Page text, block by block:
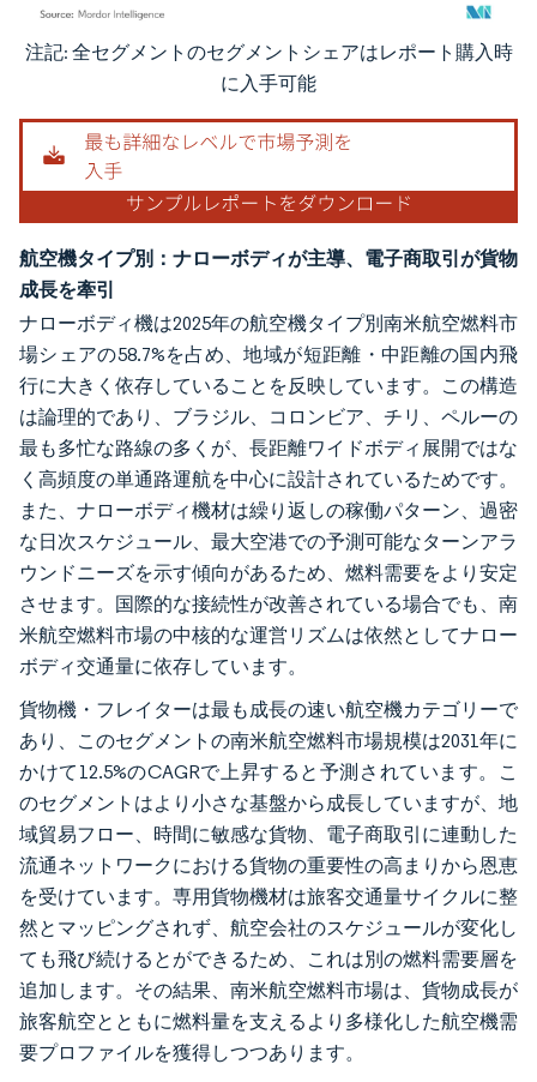
画像 © Mordor Intelligence。再利用にはCC BY 4.0の表示が必要です。
注記: 全セグメントのセグメントシェアはレポート購入時
に入手可能
航空機タイプ別：ナローボディが主導、電子商取引が貨物
成長を牽引
ナローボディ機は2025年の航空機タイプ別南米航空燃料市
場シェアの58.7%を占め、地域が短距離・中距離の国内飛
行に大きく依存していることを反映しています。この構造
は論理的であり、ブラジル、コロンビア、チリ、ペルーの
最も多忙な路線の多くが、長距離ワイドボディ展開ではな
く高頻度の単通路運航を中心に設計されているためです。
また、ナローボディ機材は繰り返しの稼働パターン、過密
な日次スケジュール、最大空港での予測可能なターンアラ
ウンドニーズを示す傾向があるため、燃料需要をより安定
させます。国際的な接続性が改善されている場合でも、南
米航空燃料市場の中核的な運営リズムは依然としてナロー
ボディ交通量に依存しています。
貨物機・フレイターは最も成長の速い航空機カテゴリーで
あり、このセグメントの南米航空燃料市場規模は2031年に
かけて12.5%のCAGRで上昇すると予測されています。こ
のセグメントはより小さな基盤から成長していますが、地
域貿易フロー、時間に敏感な貨物、電子商取引に連動した
流通ネットワークにおける貨物の重要性の高まりから恩恵
を受けています。専用貨物機材は旅客交通量サイクルに整
然とマッピングされず、航空会社のスケジュールが変化し
ても飛び続けるとができるため、これは別の燃料需要層を
追加します。その結果、南米航空燃料市場は、貨物成長が
旅客航空とともに燃料量を支えるより多様化した航空機需
要プロファイルを獲得しつつあります。